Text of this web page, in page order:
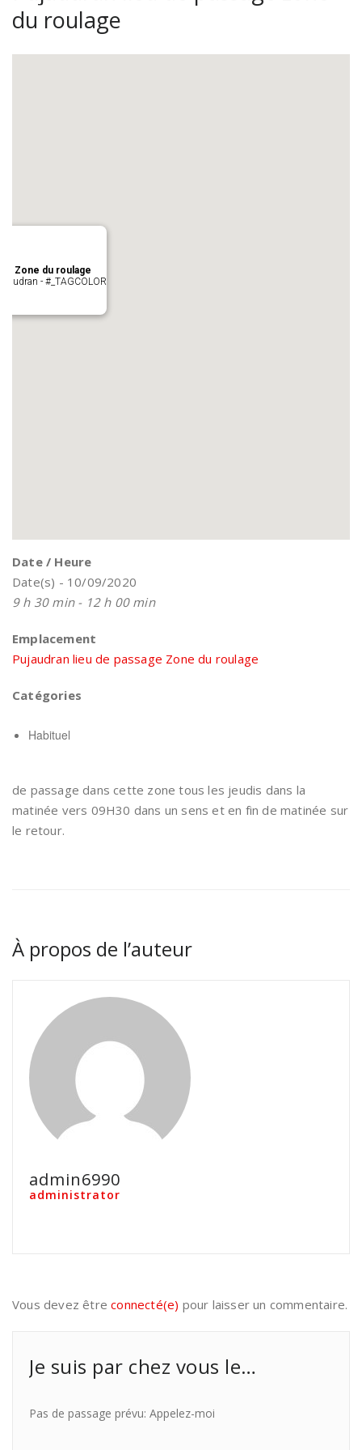
du roulage
Zone du roulage
- #_TAGCOLOR
Date / Heure
Date(s) - 10/09/2020
9 h 30 min - 12 h 00 min
Emplacement
Pujaudran lieu de passage Zone du roulage
Catégories
Habituel
de passage dans cette zone tous les jeudis dans la
matinée vers 09H30 dans un sens et en fin de matinée sur
le retour.
À propos de l’auteur
admin6990
administrator
Vous devez êtreconnecté(e) pour laisser un commentaire.
Je suis par chez vous le…
Pas de passage prévu: Appelez-moi